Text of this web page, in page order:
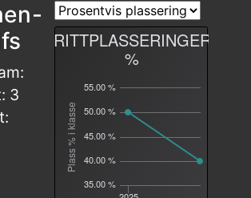
3
Plass % i klasse
RITTPLASSERINGER
%
35.00 %
40.00 %
45.00 %
50.00 %
55.00 %